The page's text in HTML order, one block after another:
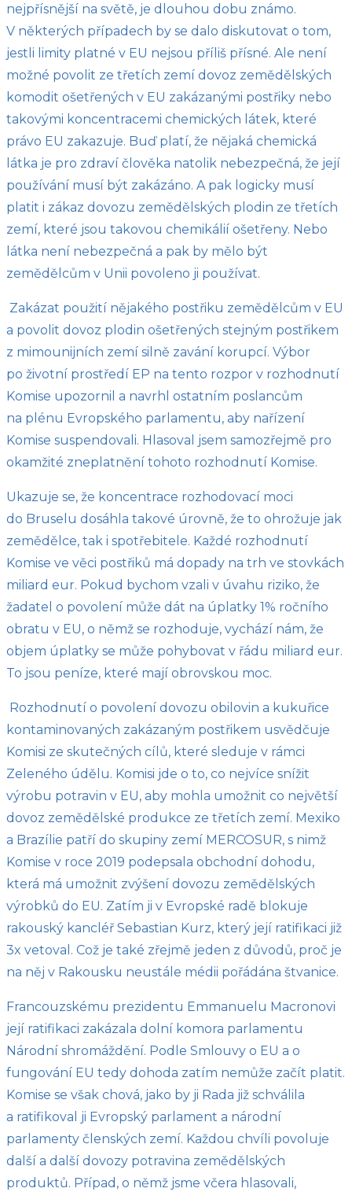
nejpřísnější na světě, je dlouhou dobu známo.
V některých případech by se dalo diskutovat o tom,
jestli limity platné v EU nejsou příliš přísné. Ale není
možné povolit ze třetích zemí dovoz zemědělských
komodit ošetřených v EU zakázanými postřiky nebo
takovými koncentracemi chemických látek, které
právo EU zakazuje. Buď platí, že nějaká chemická
látka je pro zdraví člověka natolik nebezpečná, že její
používání musí být zakázáno. A pak logicky musí
platit i zákaz dovozu zemědělských plodin ze třetích
zemí, které jsou takovou chemikálií ošetřeny. Nebo
látka není nebezpečná a pak by mělo být
zemědělcům v Unii povoleno ji používat.
Zakázat použití nějakého postřiku zemědělcům v EU
a povolit dovoz plodin ošetřených stejným postřikem
z mimounijních zemí silně zavání korupcí. Výbor
po životní prostředí EP na tento rozpor v rozhodnutí
Komise upozornil a navrhl ostatním poslancům
na plénu Evropského parlamentu, aby nařízení
Komise suspendovali. Hlasoval jsem samozřejmě pro
okamžité zneplatnění tohoto rozhodnutí Komise.
Ukazuje se, že koncentrace rozhodovací moci
do Bruselu dosáhla takové úrovně, že to ohrožuje jak
zemědělce, tak i spotřebitele. Každé rozhodnutí
Komise ve věci postřiků má dopady na trh ve stovkách
miliard eur. Pokud bychom vzali v úvahu riziko, že
žadatel o povolení může dát na úplatky 1% ročního
obratu v EU, o němž se rozhoduje, vychází nám, že
objem úplatky se může pohybovat v řádu miliard eur.
To jsou peníze, které mají obrovskou moc.
Rozhodnutí o povolení dovozu obilovin a kukuřice
kontaminovaných zakázaným postřikem usvědčuje
Komisi ze skutečných cílů, které sleduje v rámci
Zeleného údělu. Komisi jde o to, co nejvíce snížit
výrobu potravin v EU, aby mohla umožnit co největší
dovoz zemědělské produkce ze třetích zemí. Mexiko
a Brazílie patří do skupiny zemí MERCOSUR, s nimž
Komise v roce 2019 podepsala obchodní dohodu,
která má umožnit zvýšení dovozu zemědělských
výrobků do EU. Zatím ji v Evropské radě blokuje
rakouský kancléř Sebastian Kurz, který její ratifikaci již
3x vetoval. Což je také zřejmě jeden z důvodů, proč je
na něj v Rakousku neustále médii pořádána štvanice.
Francouzskému prezidentu Emmanuelu Macronovi
její ratifikaci zakázala dolní komora parlamentu
Národní shromáždění. Podle Smlouvy o EU a o
fungování EU tedy dohoda zatím nemůže začít platit.
Komise se však chová, jako by ji Rada již schválila
a ratifikoval ji Evropský parlament a národní
parlamenty členských zemí. Každou chvíli povoluje
další a další dovozy potravina zemědělských
produktů. Případ, o němž jsme včera hlasovali,